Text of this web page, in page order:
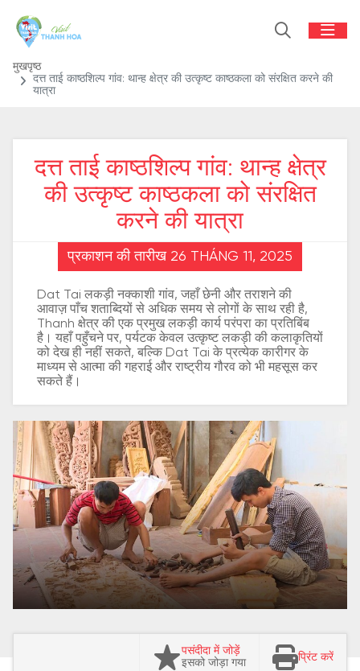
मुखपृष्ठ
दत्त ताई काष्ठशिल्प गांव: थान्ह क्षेत्र की उत्कृष्ट काष्ठकला को संरक्षित करने की
यात्रा
दत्त ताई काष्ठशिल्प गांव: थान्ह क्षेत्र
की उत्कृष्ट काष्ठकला को संरक्षित
करने की यात्रा
प्रकाशन की तारीख 26 THÁNG 11, 2025
Dat Tai लकड़ी नक्काशी गांव, जहाँ छेनी और तराशने की
आवाज़ पाँच शताब्दियों से अधिक समय से लोगों के साथ रही है,
Thanh क्षेत्र की एक प्रमुख लकड़ी कार्य परंपरा का प्रतिबिंब
है। यहाँ पहुँचने पर, पर्यटक केवल उत्कृष्ट लकड़ी की कलाकृतियों
को देख ही नहीं सकते, बल्कि Dat Tai के प्रत्येक कारीगर के
माध्यम से आत्मा की गहराई और राष्ट्रीय गौरव को भी महसूस कर
सकते हैं।
पसंदीदा में जोड़ें
इसको जोड़ा गया
प्रिंट करें